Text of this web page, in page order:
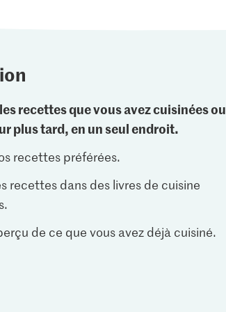
recettes que vous avez cuisinées ou
plus tard, en un seul endroit.
recettes préférées.
recettes dans des livres de cuisine
de ce que vous avez déjà cuisiné.